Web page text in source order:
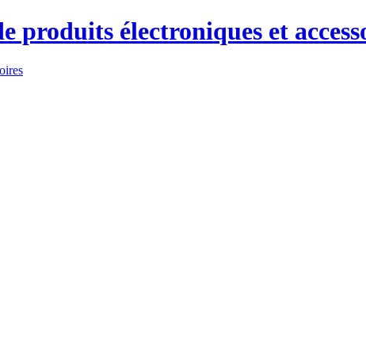
produits électroniques et